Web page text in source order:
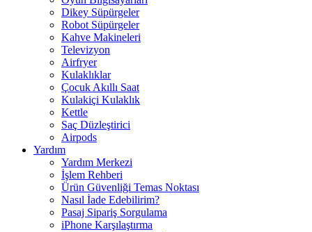
Dikey Süpürgeler
Robot Süpürgeler
Kahve Makineleri
Televizyon
Airfryer
Kulaklıklar
Çocuk Akıllı Saat
Kulakiçi Kulaklık
Kettle
Saç Düzleştirici
Airpods
Yardım
Yardım Merkezi
İşlem Rehberi
Ürün Güvenliği Temas Noktası
Nasıl İade Edebilirim?
Pasaj Sipariş Sorgulama
iPhone Karşılaştırma